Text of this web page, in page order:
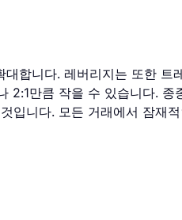
합니다. 레버리지는 또한 트
2:1만큼 작을 수 있습니다. 종
입니다. 모든 거래에서 잠재